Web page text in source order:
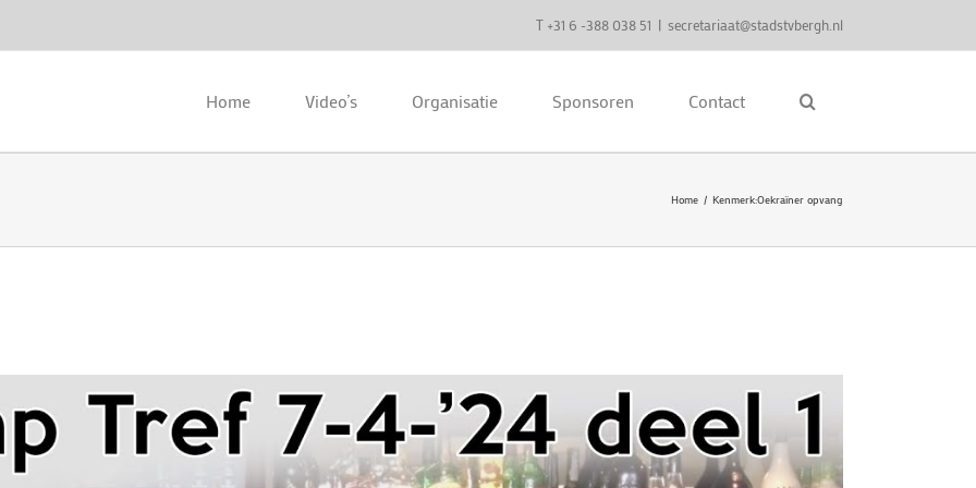
T +31 6 -388 038 51 | secretariaat@stadstvbergh.nl
Home Video’s Organisatie Sponsoren Contact
Home Kenmerk:Oekraïner opvang